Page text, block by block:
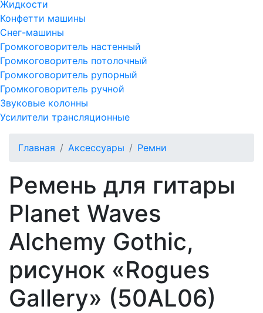
Жидкости
Конфетти машины
Снег-машины
Громкоговоритель настенный
Громкоговоритель потолочный
Громкоговоритель рупорный
Громкоговоритель ручной
Звуковые колонны
Усилители трансляционные
Главная Аксессуары Ремни
Ремень для гитары
Planet Waves
Alchemy Gothic,
рисунок «Rogues
Gallery» (50AL06)